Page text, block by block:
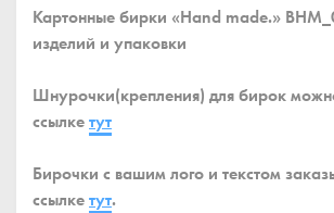
Картонные бирки «Hand made.»
изделий и упаковки
Шнурочки(крепления) для бирок
ссылкетут
Бирочки с вашим лого и текстом
ссылкетут.